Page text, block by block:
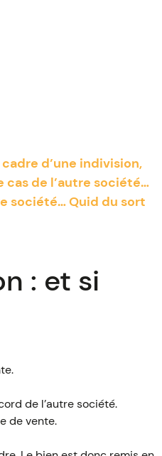
d’une indivision,
cas de l’autre société…
société… Quid du sort
: et si
de l’autre société.
de vente.